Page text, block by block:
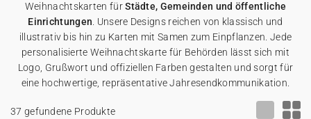
Lustige Weihnachtskarten
Weihnachtliche Karten
Weihnachtskarten-Video
Weihnachtskarten-Video Premium
Schokoladentafel
Karte mit zwei Schokoladen
Werbeartikel für Unternehmen
Einwegkameras
Geschenkgutscheine
Weihnachtskarten fürStädte, Gemeinden und öffentliche
Einrichtungen . Unsere Designs reichen von klassisch und
illustrativ bis hin zu Karten mit Samen zum Einpflanzen. Jede
personalisierte Weihnachtskarte für Behörden lässt sich mit
Logo, Grußwort und offiziellen Farben gestalten und sorgt für
eine hochwertige, repräsentative Jahresendkommunikation.
37 gefundene Produkte